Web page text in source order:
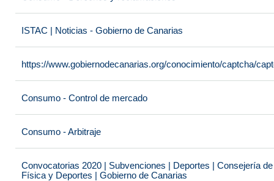
ISTAC | Noticias - Gobierno de Canarias
https://www.gobiernodecanarias.org/conocimiento/captcha/
Consumo - Control de mercado
Consumo - Arbitraje
Convocatorias 2020 | Subvenciones | Deportes | Consejería
Física y Deportes | Gobierno de Canarias